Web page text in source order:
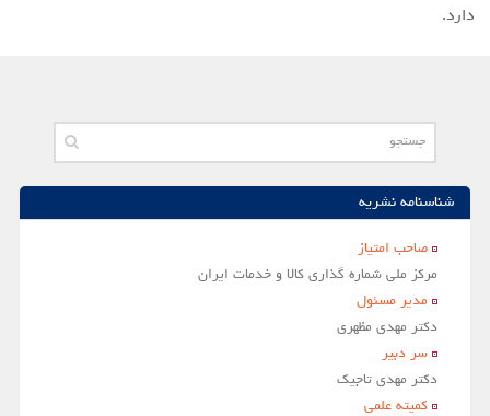
دارد.
شناسنامه نشریه
صاحب امتياز
مركز ملي شماره گذاري كالا و خدمات ايران
مدير مسئول
دکتر مهدی مظهری
سر دبير
دکتر مهدی تاجیک
کمیته علمی